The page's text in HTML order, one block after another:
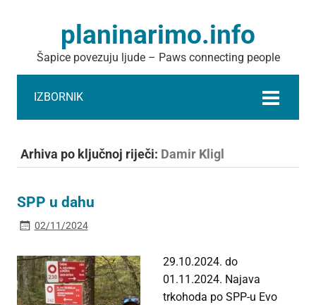
planinarimo.info
Šapice povezuju ljude – Paws connecting people
IZBORNIK
Arhiva po ključnoj riječi: Damir Kligl
SPP u dahu
02/11/2024
29.10.2024. do
01.11.2024. Najava
trkohoda po SPP-u Evo